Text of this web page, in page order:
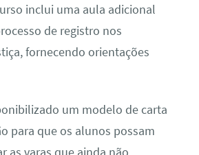
inclui uma aula adicional
de registro nos
fornecendo orientações
um modelo de carta
para que os alunos possam